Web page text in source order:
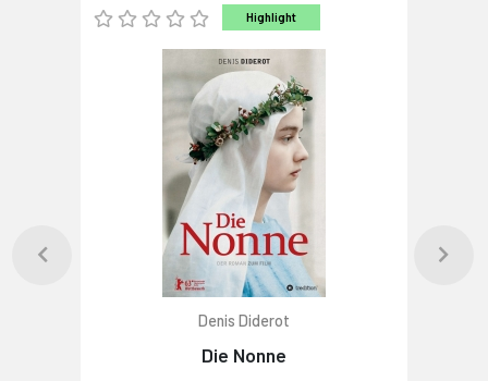
Highlight
Denis Diderot
Die Nonne